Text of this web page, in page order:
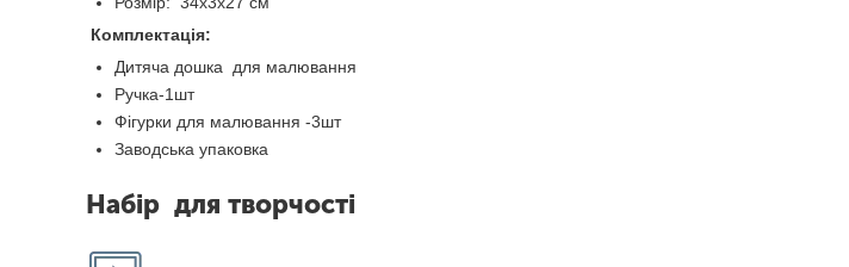
Комплектація:
Дитяча дошка для малювання
Ручка-1шт
Фігурки для малювання -3шт
Заводська упаковка
Набір для творчості